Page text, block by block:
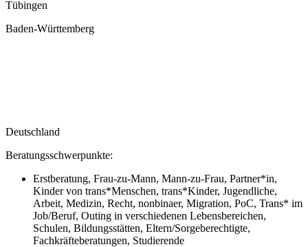
Tübingen
Baden-Württemberg
Deutschland
Beratungsschwerpunkte:
Erstberatung, Frau-zu-Mann, Mann-zu-Frau, Partner*in,
Kinder von trans*Menschen, trans*Kinder, Jugendliche,
Arbeit, Medizin, Recht, nonbinaer, Migration, PoC, Trans* im
Job/Beruf, Outing in verschiedenen Lebensbereichen,
Schulen, Bildungsstätten, Eltern/Sorgeberechtigte,
Fachkräfteberatungen, Studierende